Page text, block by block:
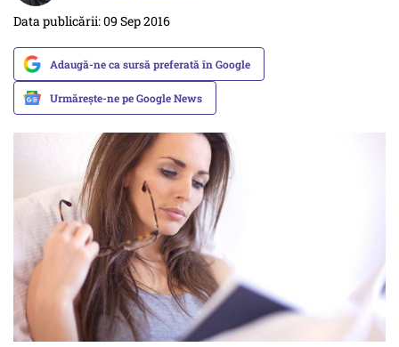
Data publicării: 09 Sep 2016
Adaugă-ne ca sursă preferată în Google
Urmărește-ne pe Google News